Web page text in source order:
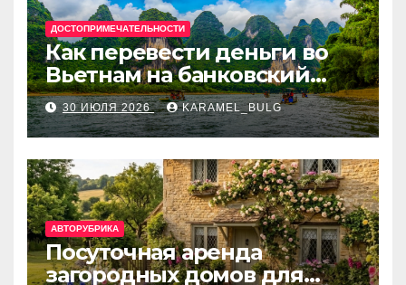
ДОСТОПРИМЕЧАТЕЛЬНОСТИ
Как перевести деньги во
Вьетнам на банковский
счёт: VietcomBank, BIDV,
Techcombank и другие
банки
30 ИЮЛЯ 2026 KARAMEL_BULG
АВТОРУБРИКА
Посуточная аренда
загородных домов для